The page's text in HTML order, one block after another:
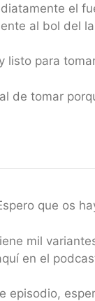
el
al bol del
listo para
de tomar
que os
mil
en el
episodio,